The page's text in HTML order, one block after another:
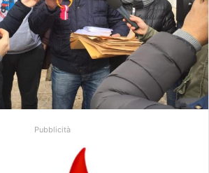
e
m
a
Pubblicità